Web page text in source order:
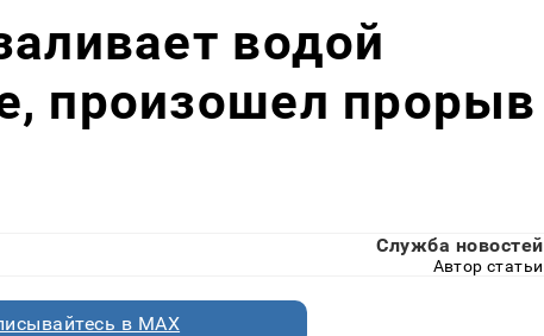
водой
произошел прорыв
Служба новостей
Автор статьи
в MAX